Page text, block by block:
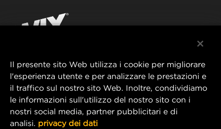
CONTATTACI
IMPRESSUM
YouTube
MANN+HUMMEL FT Poland
ul. Wrocławska 145,
63-800 GOSTYŃ, POLAND
Tel. +48 65 572 89 00
E-mail:info@mann-hummel.com
Il presente sito Web utilizza i cookie per migliorare
l'esperienza utente e per analizzare le prestazioni e
il traffico sul nostro sito Web. Inoltre, condividiamo
le informazioni sull'utilizzo del nostro sito con i
nostri social media, partner pubblicitari e di
analisi. privacy dei dati